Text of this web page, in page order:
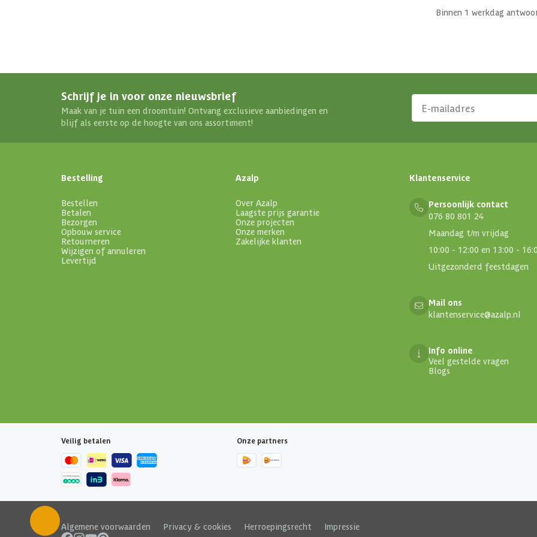
Binnen 1 werkdag
Schrijf je in voor onze nieuwsbrief
Maak van je tuin een droomtuin! Ontvang exclusieve aanbiedingen en
blijf als eerste op de hoogte van ons assortiment!
Bestelling
Bestellen
Betalen
Bezorgen
Opbouw service
Retourneren
Wijzigen of annuleren
Levertijd
Azalp
Over Azalp
Laagste prijs garantie
Onze projecten
Onze merken
Zakelijke klanten
Klantenservice
Persoonlijk contact
076 80 801 24
Maandag t/m vrijdag
10:00 - 12:00 en 13:00 -
Uitgezonderd feestdagen
Mail ons
klantenservice@azalp.nl
Info online
Veel gestelde vragen
Blogs
Veilig betalen Onze partners
Algemene voorwaarden Privacy & cookies Herroepingsrecht Impressie